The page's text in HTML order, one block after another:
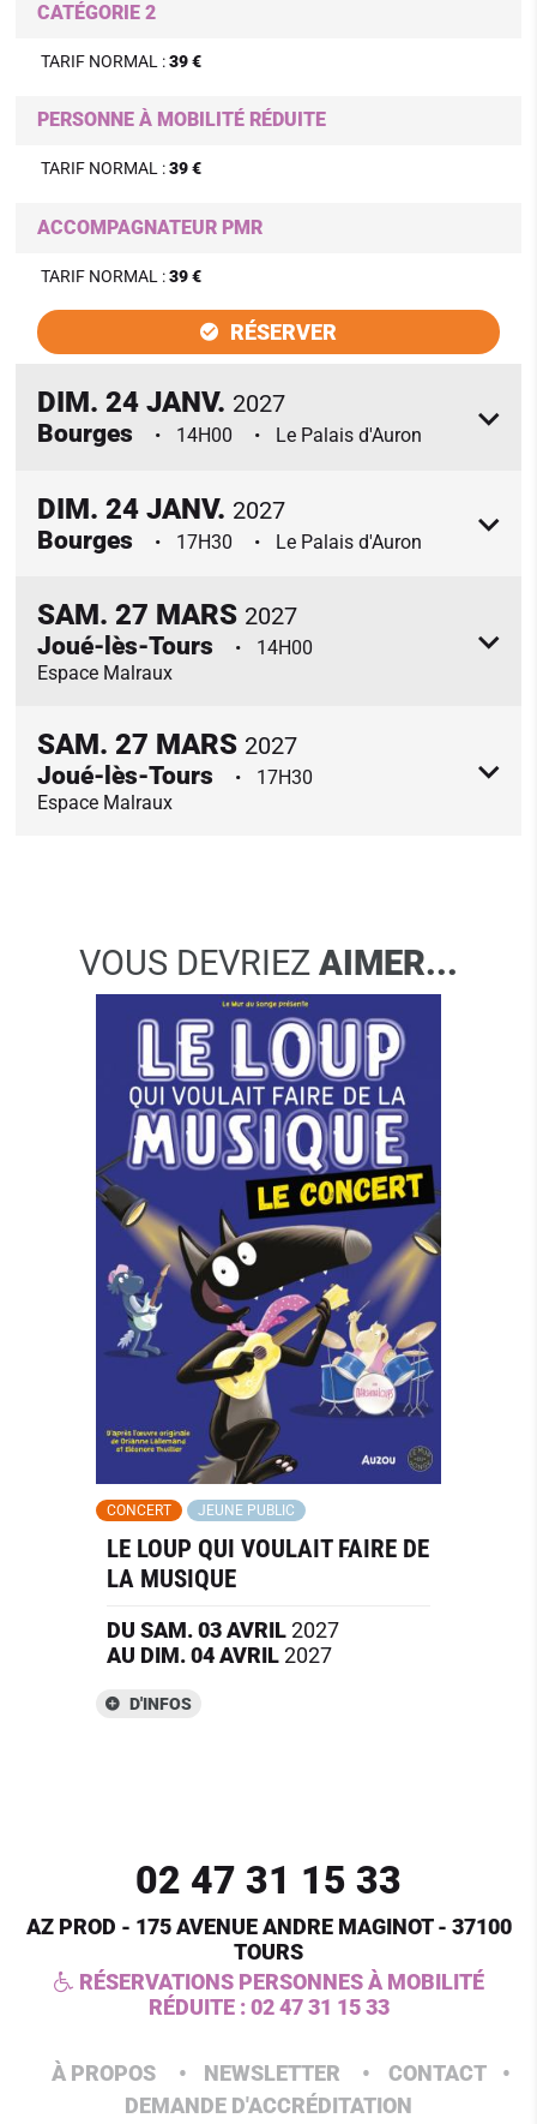
CATÉGORIE 2
TARIF NORMAL :39 €
PERSONNE À MOBILITÉ RÉDUITE
TARIF NORMAL :39 €
ACCOMPAGNATEUR PMR
TARIF NORMAL :39 €
RÉSERVER
DIM. 24 JANV. 2027
Bourges
14H00 Le Palais d'Auron
DIM. 24 JANV. 2027
Bourges
17H30 Le Palais d'Auron
SAM. 27 MARS 2027
Joué-lès-Tours
14H00
Espace Malraux
SAM. 27 MARS 2027
Joué-lès-Tours
17H30
Espace Malraux
VOUS DEVRIEZ AIMER...
CONCERT JEUNE PUBLIC
LE LOUP QUI VOULAIT FAIRE DE
LA MUSIQUE
DU SAM.03AVRIL2027
AU DIM.04AVRIL2027
D'INFOS
02 47 31 15 33
AZ PROD - 175 AVENUE ANDRE MAGINOT - 37100
TOURS
RÉSERVATIONS PERSONNES À MOBILITÉ
RÉDUITE : 02 47 31 15 33
À PROPOS NEWSLETTER
CONTACT
DEMANDE D'ACCRÉDITATION